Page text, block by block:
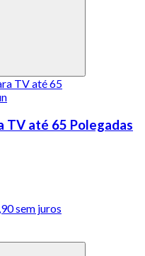
TV até 65 Polegadas
sem juros